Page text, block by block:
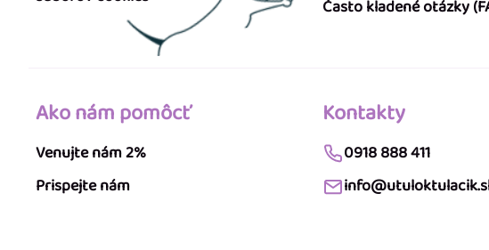
Často kladené otázky
Ako nám pomôcť
Venujte nám 2%
Prispejte nám
Kontakty
0918 888 411